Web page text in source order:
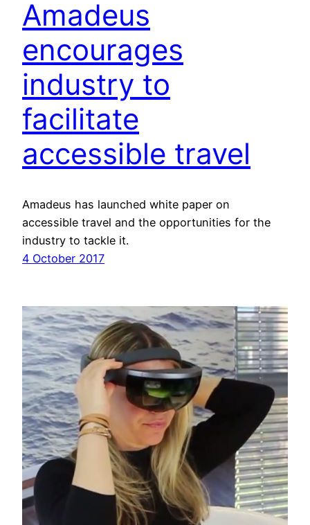
Amadeus
encourages
industry to
facilitate
accessible travel
Amadeus has launched white paper on
accessible travel and the opportunities for the
industry to tackle it.
4 October 2017